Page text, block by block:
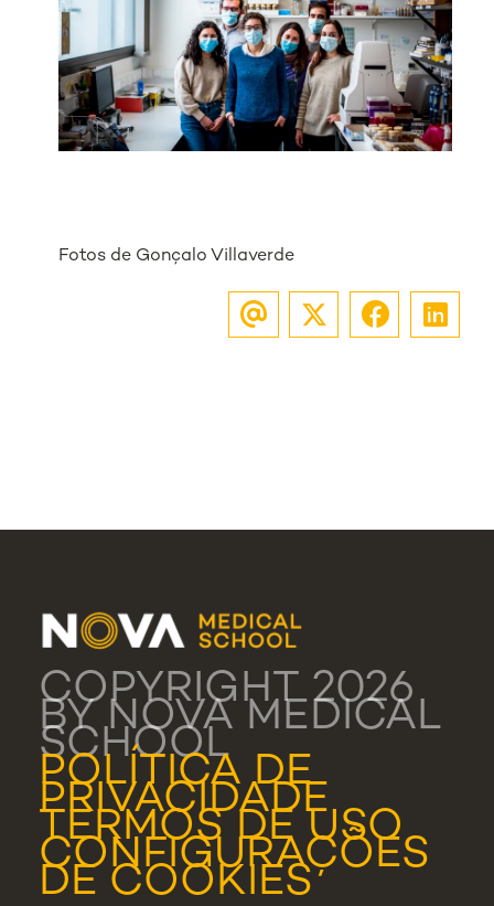
Fotos de Gonçalo Villaverde
COPYRIGHT 2026
BY NOVA MEDICAL
SCHOOL
POLÍTICA DE
PRIVACIDADE
TERMOS DE USO
CONFIGURAÇÕES
DE COOKIES